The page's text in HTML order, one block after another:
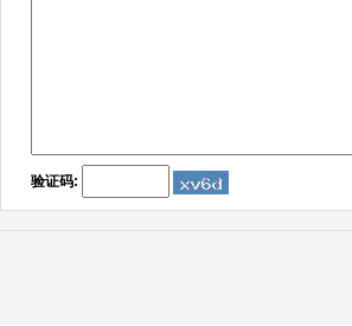
验证码: